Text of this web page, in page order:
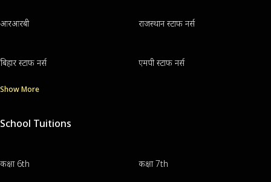
आरआरबी राजस्थान स्टाफ नर्स
बिहार स्टाफ नर्स एमपी स्टाफ नर्स
Show More
School Tuitions
कक्षा 6th कक्षा 7th